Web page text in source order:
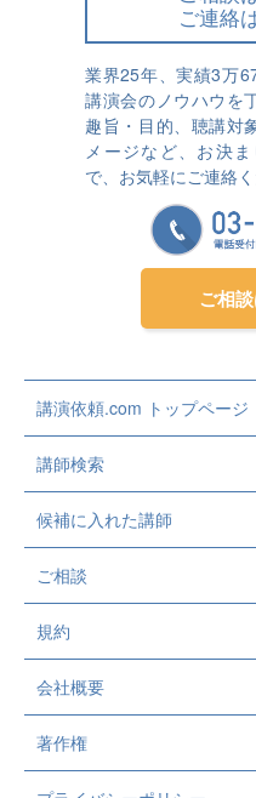
ご連絡
業界25年、実績3万
講演会のノウハウを
趣旨・目的、聴講対
メージなど、お決
で、お気軽にご連絡く
ご相
講演依頼.com トップページ
講師検索
候補に入れた講師
ご相談
規約
会社概要
著作権